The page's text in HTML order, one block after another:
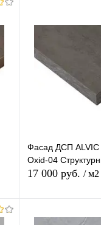
В избранное
Фасад ДСП ALVIC
Oxid-04
17 000 руб. / м2
В